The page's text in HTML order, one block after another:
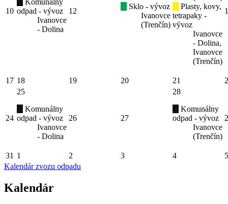
10
Komunálny
odpad - vývoz
Ivanovce
- Dolina
12
Sklo - vývoz
Ivanovce
(Trenčín)
Plasty, kovy,
tetrapaky -
vývoz
Ivanovce
- Dolina,
Ivanovce
(Trenčín)
17 18 19 20 21
24
25
Komunálny
odpad - vývoz
Ivanovce
- Dolina
26 27
28
Komunálny
odpad - vývoz
Ivanovce
(Trenčín)
31 1 2 3 4
5
Kalendár zvozu odpadu
Kalendár